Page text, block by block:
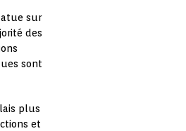
sur
des
sont
plus
et